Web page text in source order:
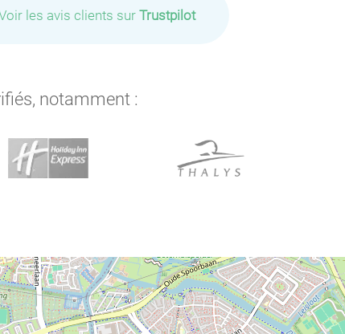
les avis clients sur Trustpilot
notamment :